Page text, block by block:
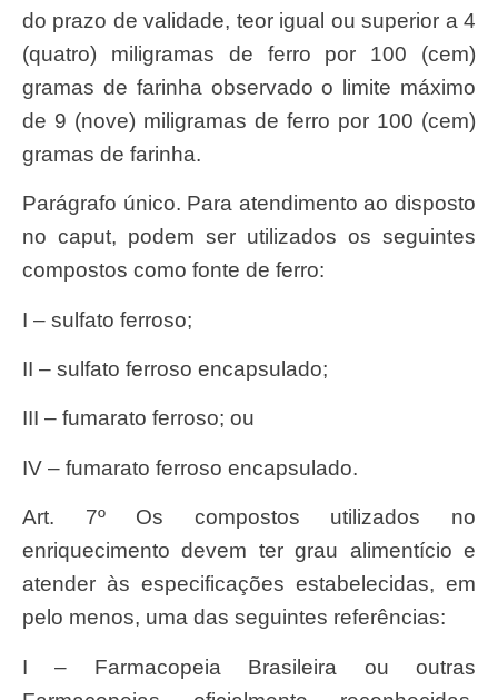
do prazo de validade, teor igual ou superior a 4
(quatro) miligramas de ferro por 100 (cem)
gramas de farinha observado o limite máximo
de 9 (nove) miligramas de ferro por 100 (cem)
gramas de farinha.
Parágrafo único. Para atendimento ao disposto
no caput, podem ser utilizados os seguintes
compostos como fonte de ferro:
I – sulfato ferroso;
II – sulfato ferroso encapsulado;
III – fumarato ferroso; ou
IV – fumarato ferroso encapsulado.
Art. 7º Os compostos utilizados no
enriquecimento devem ter grau alimentício e
atender às especificações estabelecidas, em
pelo menos, uma das seguintes referências:
I – Farmacopeia Brasileira ou outras